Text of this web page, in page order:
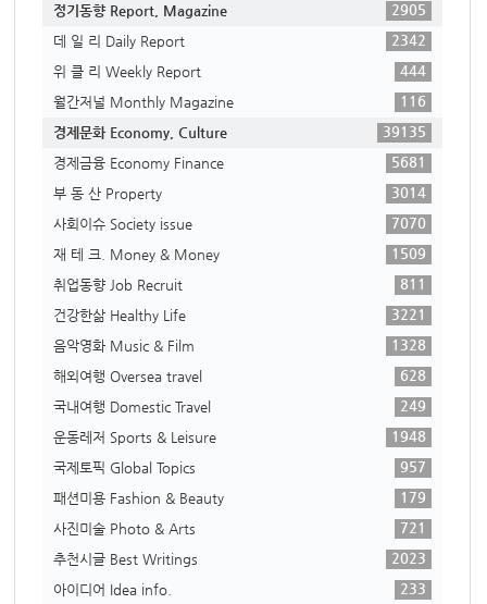
정기동향 Report, Magazine
2905
데 일 리 Daily Report
2342
위 클 리 Weekly Report
444
월간저널 Monthly Magazine
116
경제문화 Economy, Culture
39135
경제금융 Economy Finance
5681
부 동 산 Property
3014
사회이슈 Society issue
7070
재 테 크. Money & Money
1509
취업동향 Job Recruit
811
건강한삶 Healthy Life
3221
음악영화 Music & Film
1328
해외여행 Oversea travel
628
국내여행 Domestic Travel
249
운동레저 Sports & Leisure
1948
국제토픽 Global Topics
957
패션미용 Fashion & Beauty
179
사진미술 Photo & Arts
721
추천시글 Best Writings
2023
아이디어 Idea info.
233